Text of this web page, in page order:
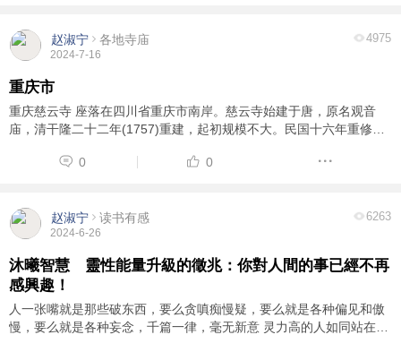
赵淑宁 各地寺庙
2024-7-16
4975
重庆市
重庆慈云寺 座落在四川省重庆市南岸。慈云寺始建于唐，原名观音
庙，清干隆二十二年(1757)重建，起初规模不大。民国十六年重修并
众，遂成四众丛林。慈云寺建筑面积约四千 ...
0 0
赵淑宁 读书有感
2024-6-26
6263
沐曦智慧 靈性能量升級的徵兆：你對人間的事已經不再
感興趣！
人一张嘴就是那些破东西，要么贪嗔痴慢疑，要么就是各种偏见和傲
慢，要么就是各种妄念，千篇一律，毫无新意 灵力高的人如同站在高